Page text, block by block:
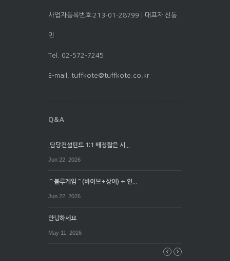
사업자등록번호:213-01-28799 | 대표자:신동
민
Tel. 02-572-7245
E-mail. tuffkote@tuffkote.co.kr
.담당컨설턴트 1:1 배정짧은 시...
Jun 22. 2026
⌒블루게임⌒(바이브+상어) + 인...
Jun 22. 2026
안녕하세요
May 11. 2026